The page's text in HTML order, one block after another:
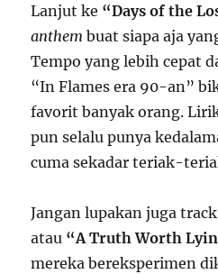
Lanjut ke “Days of the
anthem buat siapa aja
Tempo yang lebih cepat
“In Flames era 90-an”
favorit banyak orang.
pun selalu punya
cuma sekadar teriak-
Jangan lupakan juga
atau “A Truth Worth
mereka bereksperimen